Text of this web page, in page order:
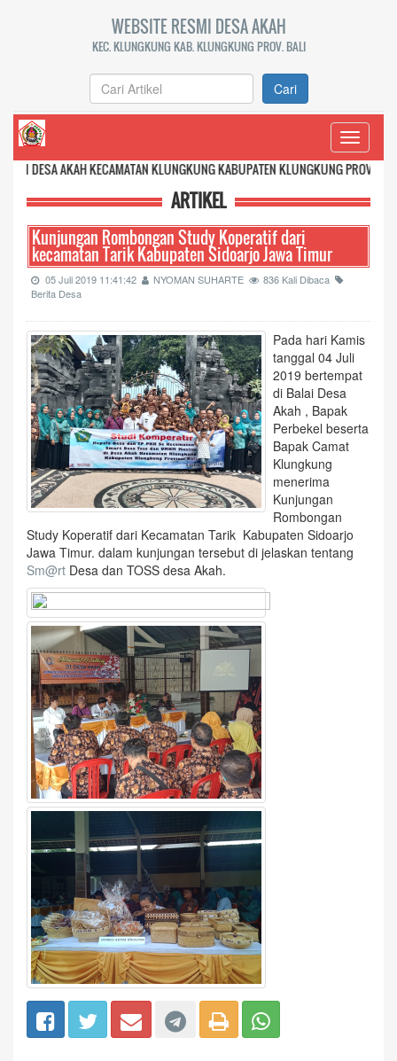
WEBSITE RESMI DESA AKAH
KEC. KLUNGKUNG KAB. KLUNGKUNG PROV. BALI
Cari
Toggle
KECAMATAN KLUNGKUNG KABUPATEN KLUNGKUNG PROVINSI BALI
ARTIKEL
Kunjungan Rombongan Study Koperatif dari
kecamatan Tarik Kabupaten Sidoarjo Jawa Timur
05 Juli 2019 11:41:42 NYOMAN SUHARTE
836 Kali Dibaca
Berita Desa
Pada hari Kamis
tanggal 04 Juli
2019 bertempat
di Balai Desa
Akah , Bapak
Perbekel beserta
Bapak Camat
Klungkung
menerima
Kunjungan
Rombongan
Study Koperatif dari Kecamatan Tarik Kabupaten Sidoarjo
Jawa Timur. dalam kunjungan tersebut di jelaskan tentang
Sm@rt Desa dan TOSS desa Akah.